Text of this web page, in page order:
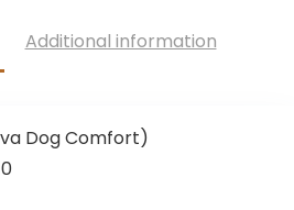
Additional information
Dog Comfort)